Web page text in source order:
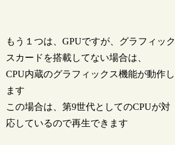
もう１つは、GPUですが、グラフィック
スカードを搭載してない場合は、
CPU内蔵のグラフィックス機能が動作し
ます
この場合は、第9世代としてのCPUが対
応しているので再生できます